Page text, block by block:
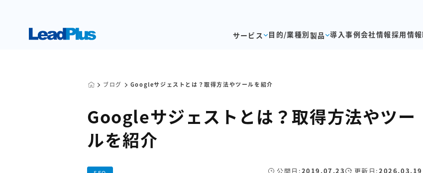
サービス 目的/業種別製品 導入事例会社情報採用情報
ブログ Googleサジェストとは？取得方法やツールを紹介
Googleサジェストとは？取得方法やツー
ルを紹介
公開日:2019.07.23 更新日:2026.03.19